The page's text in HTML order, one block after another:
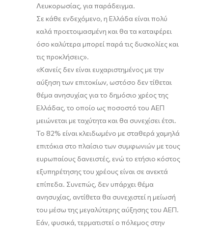
Λευκορωσίας, για παράδειγμα.
Σε κάθε ενδεχόμενο, η Ελλάδα είναι πολύ
καλά προετοιμασμένη και θα τα καταφέρει
όσο καλύτερα μπορεί παρά τις δυσκολίες και
τις προκλήσεις».
«Κανείς δεν είναι ευχαριστημένος με την
αύξηση των επιτοκίων, ωστόσο δεν τίθεται
θέμα ανησυχίας για το δημόσιο χρέος της
Ελλάδας, το οποίο ως ποσοστό του ΑΕΠ
μειώνεται με ταχύτητα και θα συνεχίσει έτσι.
Το 82% είναι κλειδωμένο με σταθερά χαμηλά
επιτόκια στο πλαίσιο των συμφωνιών με τους
ευρωπαίους δανειστές, ενώ το ετήσιο κόστος
εξυπηρέτησης του χρέους είναι σε ανεκτά
επίπεδα. Συνεπώς, δεν υπάρχει θέμα
ανησυχίας, αντίθετα θα συνεχιστεί η μείωσή
του μέσω της μεγαλύτερης αύξησης του ΑΕΠ.
Εάν, φυσικά, τερματιστεί ο πόλεμος στην